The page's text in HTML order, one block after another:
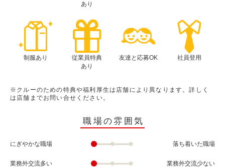
あり
制服あり
従業員特典
あり
友達と応募OK 社員登用
※クルーのための特典や福利厚生は店舗により異なります。詳しく
は店舗までお問い合せください。
職場の雰囲気
にぎやかな職場 落ち着いた職場
業務外交流多い 業務外交流少ない